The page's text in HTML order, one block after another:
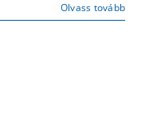
Olvass tovább